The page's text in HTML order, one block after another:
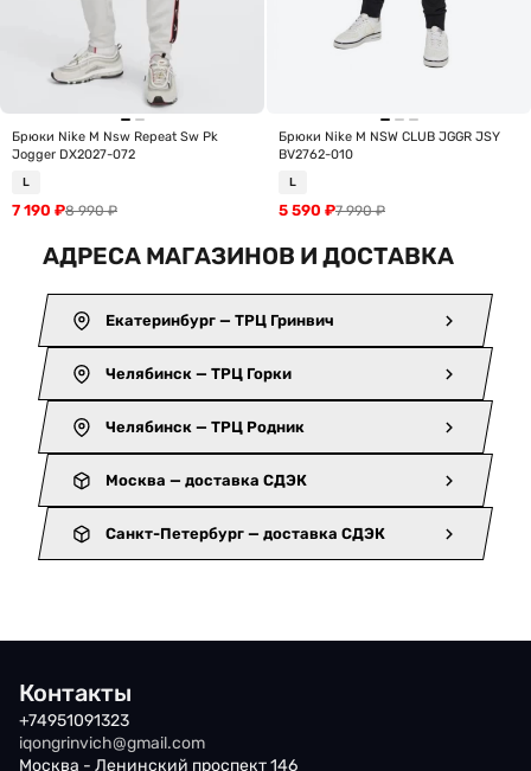
Брюки Nike M Nsw Repeat Sw Pk
Jogger DX2027-072
L
8 990₽
7 190 ₽
Брюки Nike M NSW CLUB JGGR JSY
BV2762-010
L
7 990₽
5 590 ₽
АДРЕСА МАГАЗИНОВ И ДОСТАВКА
Екатеринбург — ТРЦ Гринвич
Челябинск — ТРЦ Горки
Челябинск — ТРЦ Родник
Москва — доставка СДЭК
Санкт-Петербург — доставка СДЭК
Контакты
+74951091323
iqongrinvich@gmail.com
Москва - Ленинский проспект 146